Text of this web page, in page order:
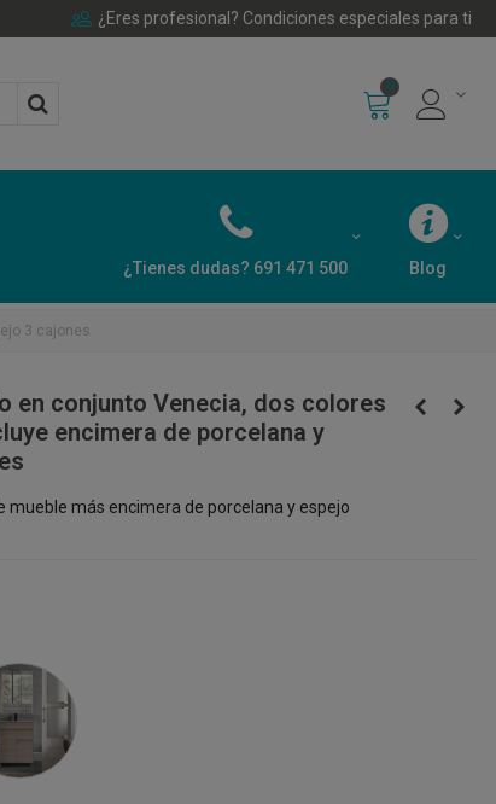
¿Eres profesional? Condiciones especiales para ti
0
¿Tienes dudas? 691 471 500 Blog
3 cajones
en conjunto Venecia, dos colores
encimera de porcelana y
mueble más encimera de porcelana y espejo